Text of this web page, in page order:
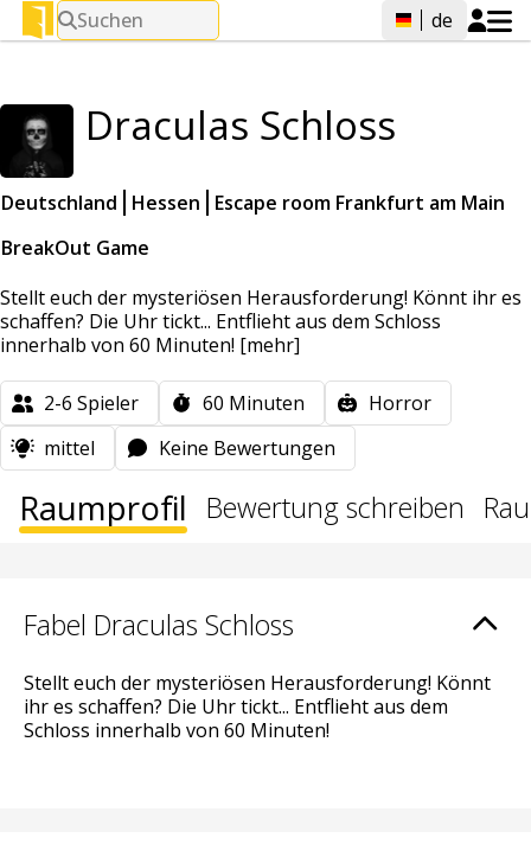
Suchen de
Draculas Schloss
Deutschland Hessen
Escape room Frankfurt am Main
BreakOut Game
Stellt euch der mysteriösen Herausforderung! Könnt ihr es
schaffen? Die Uhr tickt... Entflieht aus dem Schloss
innerhalb von 60 Minuten! [mehr]
2-6 Spieler 60 Minuten
Horror
mittel
Keine Bewertungen
Raumprofil Bewertung schreiben
Fabel Draculas Schloss
Stellt euch der mysteriösen Herausforderung! Könnt
ihr es schaffen? Die Uhr tickt... Entflieht aus dem
Schloss innerhalb von 60 Minuten!